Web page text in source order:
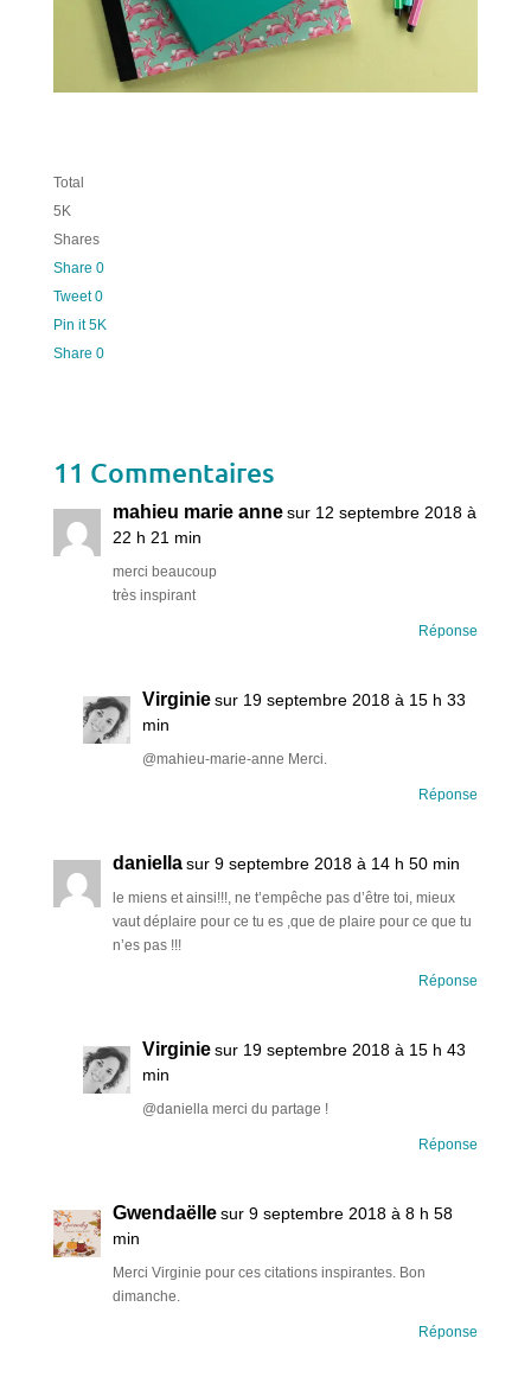
Total
5K
Shares
Share 0
Tweet 0
Pin it 5K
Share 0
11 Commentaires
mahieu marie anne sur 12 septembre 2018 à
22 h 21 min
merci beaucoup
très inspirant
Réponse
Virginie sur 19 septembre 2018 à 15 h 33
min
@mahieu-marie-anne Merci.
Réponse
daniella sur 9 septembre 2018 à 14 h 50 min
le miens et ainsi!!!, ne t’empêche pas d’être toi, mieux
vaut déplaire pour ce tu es ,que de plaire pour ce que tu
n’es pas !!!
Réponse
Virginie sur 19 septembre 2018 à 15 h 43
min
@daniella merci du partage !
Réponse
Gwendaëlle sur 9 septembre 2018 à 8 h 58
min
Merci Virginie pour ces citations inspirantes. Bon
dimanche.
Réponse